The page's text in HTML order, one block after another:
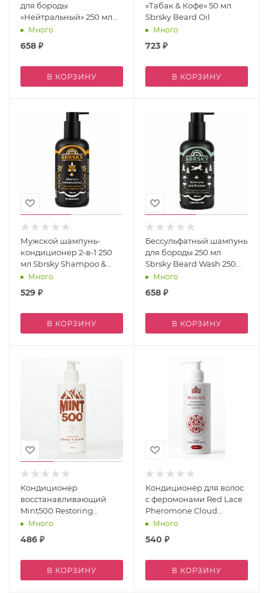
для бороды
«Нейтральный» 250 мл
Sbrsky Beard Wash
Много
658 ₽
В КОРЗИНУ
«Табак & Кофе» 50 мл
Sbrsky Beard Oil
Много
723 ₽
В КОРЗИНУ
Мужской шампунь-
кондиционер 2-в-1 250
мл Sbrsky Shampoo &
Conditioner
Много
529 ₽
В КОРЗИНУ
Бессульфатный шампунь
для бороды 250 мл
Sbrsky Beard Wash 250
mlМного
658 ₽
В КОРЗИНУ
Кондиционер
восстанавливающий
Mint500 Restoring
Conditioner Citrus Mint
Много
486 ₽
В КОРЗИНУ
Кондиционер для волос
с феромонами Red Lace
Pheromone Cloud
Бурбонская Ваниль &
Много
540 ₽
В КОРЗИНУ